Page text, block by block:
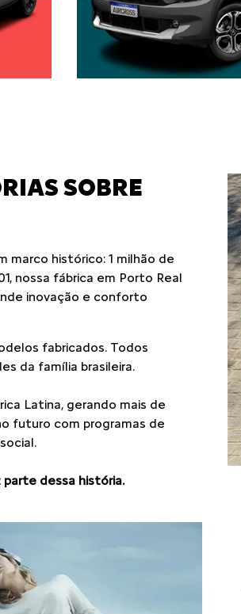
SOBRE
marco histórico: 1 milhão de
nossa fábrica em Porto Real
inovação e conforto
fabricados. Todos
da família brasileira.
Latina, gerando mais de
futuro com programas de
dessa história.